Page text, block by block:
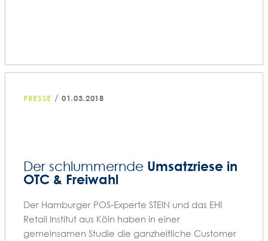
PRESSE /01.03.2018
Der schlummernde Umsatzriese in
OTC & Freiwahl
Der Hamburger POS-Experte STEIN und das EHI
Retail Institut aus Köln haben in einer
gemeinsamen Studie die ganzheitliche Customer